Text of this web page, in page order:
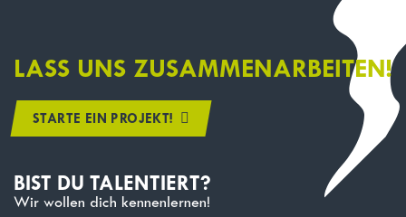
LASS UNS ZUSAMMENARBEITEN!
STARTE EIN PROJEKT!
BIST DU TALENTIERT?
Wir wollen dich kennenlernen!